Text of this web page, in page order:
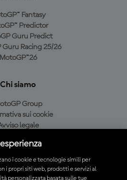
Fantasy
Predictor
Guru Predict
Guru Racing 25/26
MotoGP™26
Chi siamo
Group
sui cookie
legale
di acquisto
i cookie e tecnologie simili per
i propri siti web, prodotti e servizi al
personalizzata basata sulle tue